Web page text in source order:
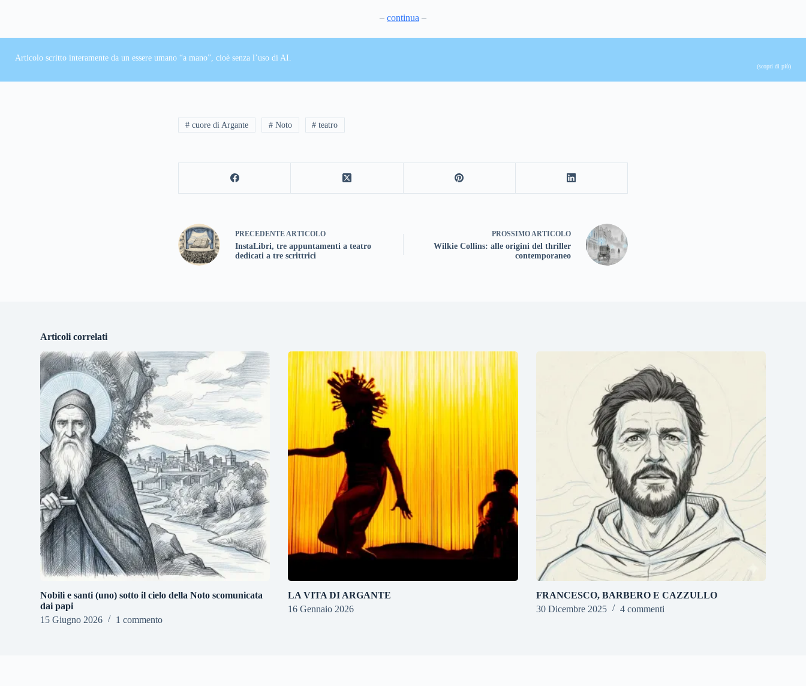
– continua –
Articolo scritto interamente da un essere umano “a mano”, cioè senza l’uso di AI.
(scopri di più)
# cuore di Argante # Noto # teatro
PRECEDENTEARTICOLO
InstaLibri, tre appuntamenti a teatro
dedicati a tre scrittrici
PROSSIMOARTICOLO
Wilkie Collins: alle origini del thriller
contemporaneo
Articoli correlati
Nobili e santi (uno) sotto il cielo della Noto scomunicata
dai papi
15 Giugno 2026
1 commento
LA VITA DI ARGANTE
16 Gennaio 2026
FRANCESCO, BARBERO E CAZZULLO
30 Dicembre 2025
4 commenti